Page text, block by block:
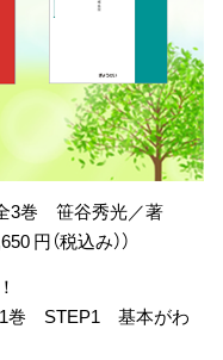
3巻 笹谷秀光／著
円（税込み））
巻 STEP1 基本がわ